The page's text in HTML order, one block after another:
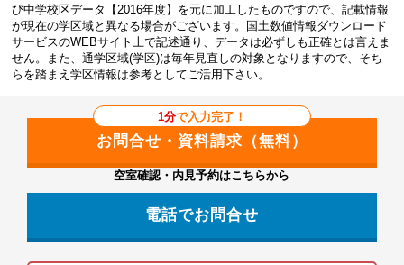
び中学校区データ【2016年度】を元に加工したものですので、記載情報
が現在の学区域と異なる場合がございます。国土数値情報ダウンロード
サービスのWEBサイト上で記述通り、データは必ずしも正確とは言えま
せん。また、通学区域(学区)は毎年見直しの対象となりますので、そち
らを踏まえ学区情報は参考としてご活用下さい。
1分で入力完了！
空室確認・内見予約はこちらから
電話でお問合せ